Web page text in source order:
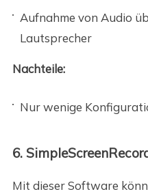
Aufnahme von Audio
Lautsprecher
Nachteile:
Nur wenige
6.
Mit dieser Software